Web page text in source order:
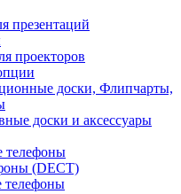
презентаций
проекторов
доски, Флипчарты,
доски и аксессуары
телефоны
(DECT)
телефоны